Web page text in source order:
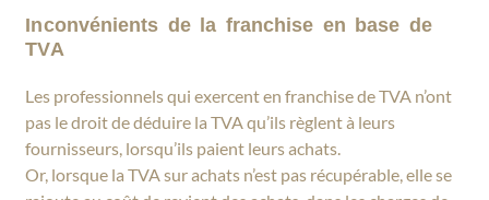
Inconvénients de la franchise en base de
TVA
Les professionnels qui exercent en franchise de TVA n’ont
pas le droit de déduire la TVA qu’ils règlent à leurs
fournisseurs, lorsqu’ils paient leurs achats.
Or, lorsque la TVA sur achats n’est pas récupérable, elle se